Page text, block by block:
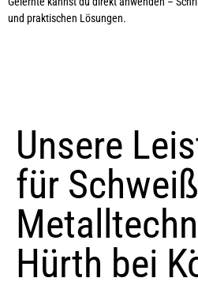
und praktischen Lösungen.
Unsere
für
Hürth bei